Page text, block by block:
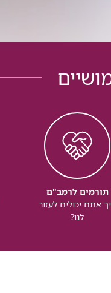
תורמים לרמב"ם
אתם יכולים לעזור
לנו?